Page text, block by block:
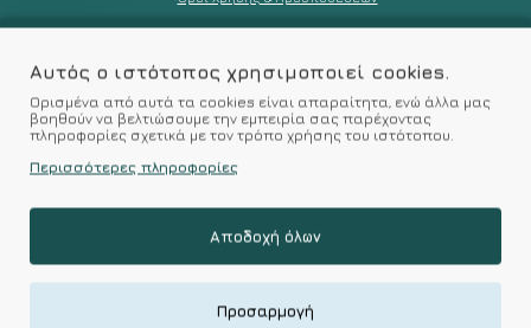
Λεωφ.Πεντέλης 43, Βριλήσσια
Η Εταιρεία
Αυτός ο ιστότοπος χρησιμοποιεί cookies.
Ορισμένα από αυτά τα cookies είναι απαραίτητα, ενώ άλλα μας
βοηθούν να βελτιώσουμε την εμπειρία σας παρέχοντας
πληροφορίες σχετικά με τον τρόπο χρήσης του ιστότοπου.
Περισσότερες πληροφορίες
Αποδοχή όλων
Προσαρμογή